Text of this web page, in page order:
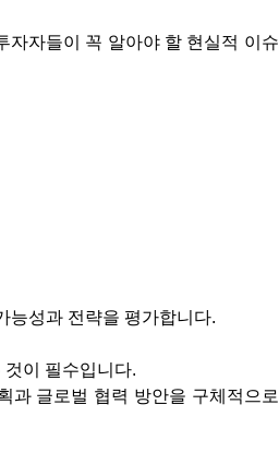
자자들이 꼭 알아야 할 현실적 이슈
능성과 전략을 평가합니다.
이 필수입니다.
과 글로벌 협력 방안을 구체적으로